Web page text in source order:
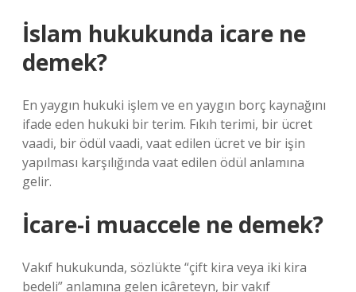
İslam hukukunda icare ne
demek?
En yaygın hukuki işlem ve en yaygın borç kaynağını
ifade eden hukuki bir terim. Fıkıh terimi, bir ücret
vaadi, bir ödül vaadi, vaat edilen ücret ve bir işin
yapılması karşılığında vaat edilen ödül anlamına
gelir.
İcare-i muaccele ne demek?
Vakıf hukukunda, sözlükte “çift kira veya iki kira
bedeli” anlamına gelen icâreteyn, bir vakıf